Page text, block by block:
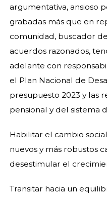
argumentativa, ansioso
grabadas más que en
comunidad, buscador
acuerdos razonados,
adelante con
el Plan Nacional de
presupuesto 2023 y las
pensional y del sistema
Habilitar el cambio
nuevos y más robustos
desestimular el
Transitar hacia un